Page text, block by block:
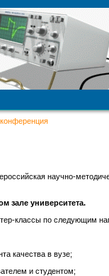
научно-
зале университета.
классы по следующим
качества в вузе;
и студентом;